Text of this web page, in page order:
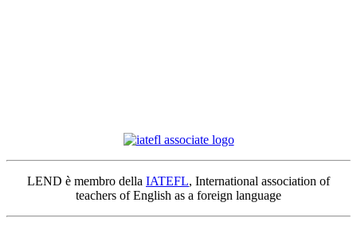
LEND è membro della IATEFL, International association of
teachers of English as a foreign language